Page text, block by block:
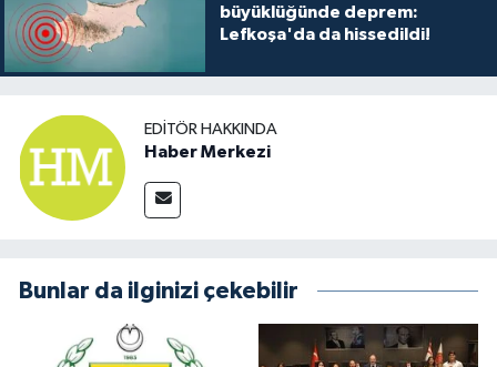
büyüklüğünde deprem:
Lefkoşa'da da hissedildi!
EDITÖR HAKKINDA
Haber Merkezi
Bunlar da ilginizi çekebilir